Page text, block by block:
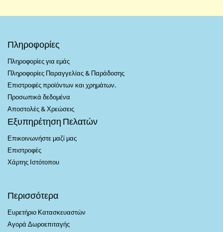
Πληροφορίες
Πληροφορίες για εμάς
Πληροφορίες Παραγγελίας & Παράδοσης
Επιστροφές προϊόντων και χρημάτων.
Προσωπικά δεδομένα
Αποστολές & Χρεώσεις
Εξυπηρέτηση Πελατών
Επικοινωνήστε μαζί μας
Επιστροφές
Χάρτης Ιστότοπου
Περισσότερα
Ευρετήριο Κατασκευαστών
Αγορά Δωροεπιταγής